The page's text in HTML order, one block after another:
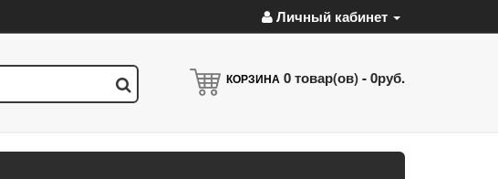
Личный кабинет
КОРЗИНА 0товар(ов) -0руб.